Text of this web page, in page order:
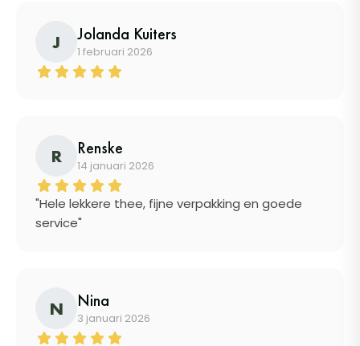
J Jolanda Kuiters
1 februari 2026
R Renske
14 januari 2026
"Hele lekkere thee, fijne verpakking en goede
service"
N Nina
3 januari 2026